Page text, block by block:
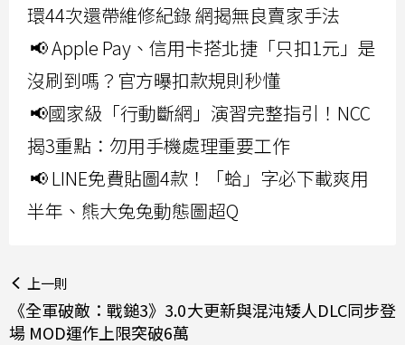
環44次還帶維修紀錄 網揭無良賣家手法
📢 Apple Pay、信用卡搭北捷「只扣1元」是
沒刷到嗎？官方曝扣款規則秒懂
📢國家級「行動斷網」演習完整指引！NCC
揭3重點：勿用手機處理重要工作
📢 LINE免費貼圖4款！「蛤」字必下載爽用
半年、熊大兔兔動態圖超Q
上一則
《全軍破敵：戰鎚3》3.0大更新與混沌矮人DLC同步登
場 MOD運作上限突破6萬